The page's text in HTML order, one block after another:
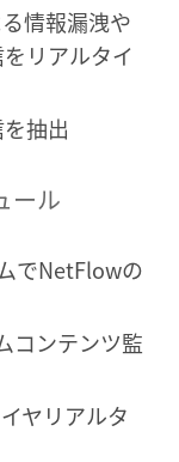
情報漏洩や
リアルタイ
抽出
ール
でNetFlowの
コンテンツ監
ヤリアルタ